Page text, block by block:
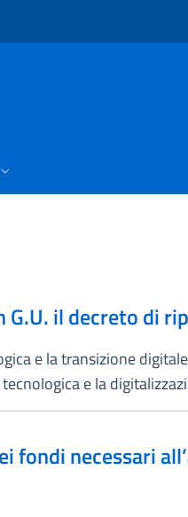
il decreto di
e la transizione
e la
necessari